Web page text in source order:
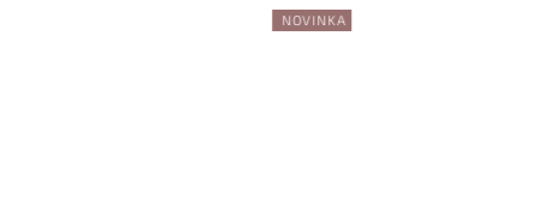
NOVINKA